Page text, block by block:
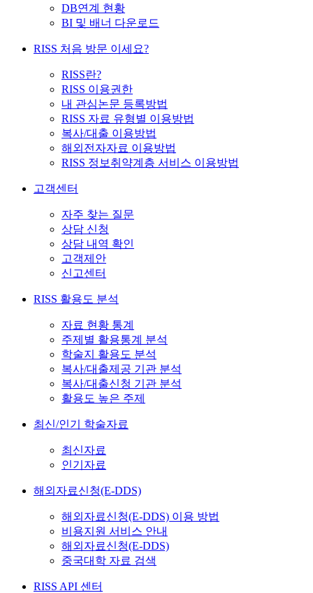
DB연계 현황
BI 및 배너 다운로드
RISS 처음 방문 이세요?
RISS란?
RISS 이용권한
내 관심논문 등록방법
RISS 자료 유형별 이용방법
복사/대출 이용방법
해외전자자료 이용방법
RISS 정보취약계층 서비스 이용방법
고객센터
자주 찾는 질문
상담 신청
상담 내역 확인
고객제안
신고센터
RISS 활용도 분석
자료 현황 통계
주제별 활용통계 분석
학술지 활용도 분석
복사/대출제공 기관 분석
복사/대출신청 기관 분석
활용도 높은 주제
최신/인기 학술자료
최신자료
인기자료
해외자료신청(E-DDS)
해외자료신청(E-DDS) 이용 방법
비용지원 서비스 안내
해외자료신청(E-DDS)
중국대학 자료 검색
RISS API 센터